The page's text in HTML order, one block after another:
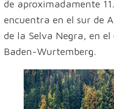
de aproximadamente
encuentra en el sur de
de la Selva Negra, en
Baden-Wurtemberg.